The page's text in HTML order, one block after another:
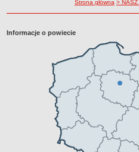
Koordynator ds. dostępności
Plan działania na rzecz poprawy
POLITYKA PRYWATNOŚCI
NASZ POWIAT
Dane podstawowe i lokalizacja
Strategia rozwoju
STAROSTWO POWIATOWE
ścieżka nawigacji
Strona główna > NASZ
Informacje o powiecie